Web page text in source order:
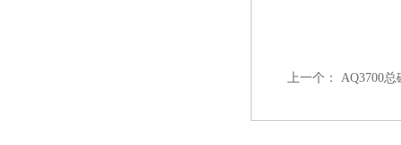
上一个： AQ3700